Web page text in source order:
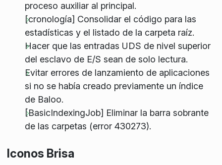
proceso auxiliar al principal.
[cronología] Consolidar el código para las
estadísticas y el listado de la carpeta raíz.
Hacer que las entradas UDS de nivel superior
del esclavo de E/S sean de solo lectura.
Evitar errores de lanzamiento de aplicaciones
si no se había creado previamente un índice
de Baloo.
[BasicIndexingJob] Eliminar la barra sobrante
de las carpetas (error 430273).
Iconos Brisa